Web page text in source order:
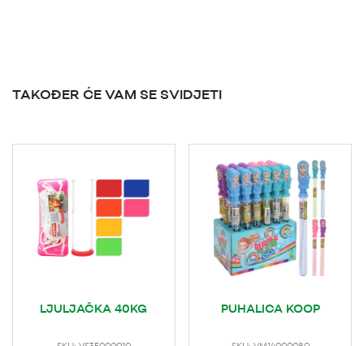
TAKOĐER ĆE VAM SE SVIDJETI
LJULJAČKA 40KG PUHALICA KOOP